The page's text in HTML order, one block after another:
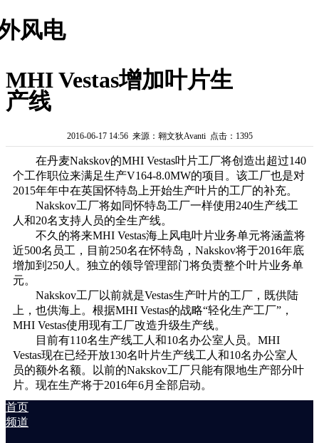
风电
MHI Vestas增加叶片生
产线
2016-06-17 14:56 来源：翱文狄Avanti 点击：1395
在丹麦Nakskov的MHI Vestas叶片工厂将创造出超过140
个工作职位来满足生产V164-8.0MW的项目。该工厂也是对
2015年年中在英国怀特岛上开始生产叶片的工厂的补充。
Nakskov工厂将如同怀特岛工厂一样使用240生产线工
人和20名支持人员的全生产线。
不久的将来MHI Vestas海上风电叶片业务单元将涵盖将
近500名员工，目前250名在怀特岛，Nakskov将于2016年底
增加到250人。独立的领导管理部门将负责整个叶片业务单
元。
Nakskov工厂以前就是Vestas生产叶片的工厂，既供陆
上，也供海上。根据MHI Vestas的战略“轻化生产工厂”，
MHI Vestas使用现有工厂改造升级生产线。
目前有110名生产线工人和10名办公室人员。MHI
Vestas现在已经开放130名叶片生产线工人和10名办公室人
员的额外名额。以前的Nakskov工厂只能有限地生产部分叶
片。现在生产将于2016年6月全部启动。
首页
频道